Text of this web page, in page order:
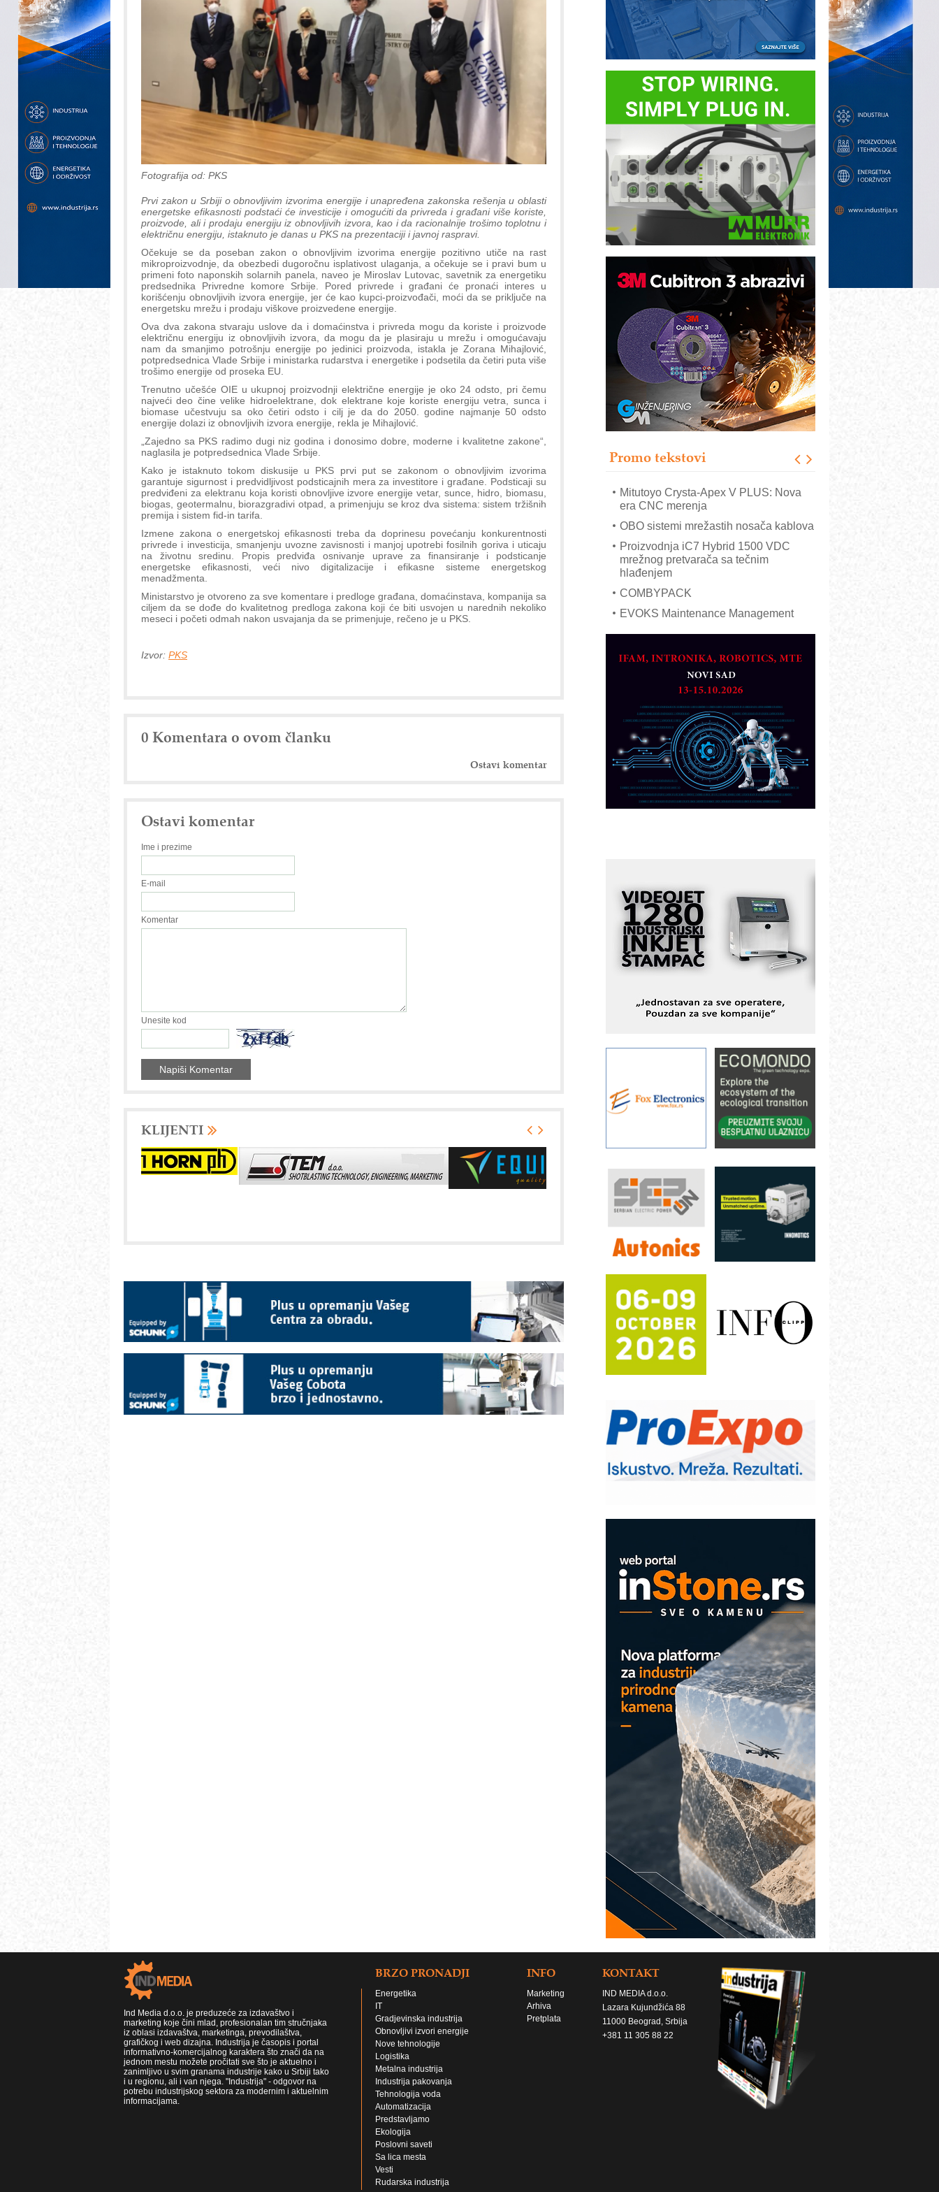
Fotografija od: PKS
Prvi zakon u Srbiji o obnovljivim izvorima energije i unapređena zakonska rešenja u oblasti
energetske efikasnosti podstaći će investicije i omogućiti da privreda i građani više koriste,
proizvode, ali i prodaju energiju iz obnovljivih izvora, kao i da racionalnije trošimo toplotnu i
električnu energiju, istaknuto je danas u PKS na prezentaciji i javnoj raspravi.
Očekuje se da poseban zakon o obnovljivim izvorima energije pozitivno utiče na rast
mikroproizvodnje, da obezbedi dugoročnu isplativost ulaganja, a očekuje se i pravi bum u
primeni foto naponskih solarnih panela, naveo je Miroslav Lutovac, savetnik za energetiku
predsednika Privredne komore Srbije. Pored privrede i građani će pronaći interes u
korišćenju obnovljivih izvora energije, jer će kao kupci-proizvođači, moći da se priključe na
energetsku mrežu i prodaju viškove proizvedene energije.
Ova dva zakona stvaraju uslove da i domaćinstva i privreda mogu da koriste i proizvode
električnu energiju iz obnovljivih izvora, da mogu da je plasiraju u mrežu i omogućavaju
nam da smanjimo potrošnju energije po jedinici proizvoda, istakla je Zorana Mihajlović,
potpredsednica Vlade Srbije i ministarka rudarstva i energetike i podsetila da četiri puta više
trošimo energije od proseka EU.
Trenutno učešće OIE u ukupnoj proizvodnji električne energije je oko 24 odsto, pri čemu
najveći deo čine velike hidroelektrane, dok elektrane koje koriste energiju vetra, sunca i
biomase učestvuju sa oko četiri odsto i cilj je da do 2050. godine najmanje 50 odsto
energije dolazi iz obnovljivih izvora energije, rekla je Mihajlović.
„Zajedno sa PKS radimo dugi niz godina i donosimo dobre, moderne i kvalitetne zakone“,
naglasila je potpredsednica Vlade Srbije.
Kako je istaknuto tokom diskusije u PKS prvi put se zakonom o obnovljivim izvorima
garantuje sigurnost i predvidljivost podsticajnih mera za investitore i građane. Podsticaji su
predviđeni za elektranu koja koristi obnovljive izvore energije vetar, sunce, hidro, biomasu,
biogas, geotermalnu, biorazgradivi otpad, a primenjuju se kroz dva sistema: sistem tržišnih
premija i sistem fid-in tarifa.
Izmene zakona o energetskoj efikasnosti treba da doprinesu povećanju konkurentnosti
privrede i investicija, smanjenju uvozne zavisnosti i manjoj upotrebi fosilnih goriva i uticaju
na životnu sredinu. Propis predviđa osnivanje uprave za finansiranje i podsticanje
energetske efikasnosti, veći nivo digitalizacije i efikasne sisteme energetskog
menadžmenta.
Ministarstvo je otvoreno za sve komentare i predloge građana, domaćinstava, kompanija sa
ciljem da se dođe do kvalitetnog predloga zakona koji će biti usvojen u narednih nekoliko
meseci i početi odmah nakon usvajanja da se primenjuje, rečeno je u PKS.
Izvor: PKS
0 Komentara o ovom članku
Ostavi komentar
Ostavi komentar
Ime i prezime
E-mail
Komentar
Unesite kod
KLIJENTI
Promo tekstovi
Automatizacija pakovanja · Display
(Shelf-Ready) omotnice
Potpuna efikasnost bez složenih
sistema
Trajna oznaka kao dugoročna korist
Bezbednost na prvom mestu!
IB BLUMENAUER - više od 40 godina
Art Utopia Studio – vizuelne priče
Mitutoyo Crysta-Apex V PLUS: Nova
era CNC merenja
OBO sistemi mrežastih nosača kablova
Proizvodnja iC7 Hybrid 1500 VDC
mrežnog pretvarača sa tečnim
hlađenjem
COMBYPACK
EVOKS Maintenance Management
ROSA i SCHUNK podižu proizvodnju
Detekcija različitih oblika
MAREX - Lim i mašine za savremena
Marcom-plast d.o.o.- vaš pouzdan
partner
CTO - Prilagodite svoju toplinsku
obradu!
Razvoj asortimanskog pravca MINI-
PLC AKYTEC
I.SAFE MOBILE revolucioniše
industrijsku automatizaciju
pionirskimmobile operator PANEL-OM
Fleksibilno stezanje i brzo
podešavanje u proizvodnji prototipova
KIP KOP – napredna rešenja za
Alba d.o.o. – 35 godina preciznosti u
IBeRTIM - oprema za ispitivanje
STAUFF – Komponente koje
povećavaju pouzdanost hidrauličkih
YAMADA pumpe – japanska
Filtration Group Industrial – Napredna
rešenja za filtraciju u hidrauličkim i
procesnim sistemima
FANUC: Najbolje za vašu pametnu
automatizaciju
Efikasno upravljanje energijom
Automatizacija pakovanja · Display
(Shelf-Ready) omotnice
Potpuna efikasnost bez složenih
sistema
poverenja u industriji
Art Utopia Studio – vizuelne priče
Mitutoyo Crysta-Apex V PLUS: Nova
hlađenjem
COMBYPACK
Ind Media d.o.o. je preduzeće za izdavaštvo i
marketing koje čini mlad, profesionalan tim stručnjaka
iz oblasi izdavaštva, marketinga, prevodilaštva,
grafičkog i web dizajna. Industrija je časopis i portal
informativno-komercijalnog karaktera što znači da na
jednom mestu možete pročitati sve što je aktuelno i
zanimljivo u svim granama industrije kako u Srbiji tako
i u regionu, ali i van njega. "Industrija" - odgovor na
potrebu industrijskog sektora za modernim i aktuelnim
informacijama.
BRZO PRONADJI
Energetika
IT
Gradjevinska industrija
Obnovljivi izvori energije
Nove tehnologije
Logistika
Metalna industrija
Industrija pakovanja
Tehnologija voda
Automatizacija
Predstavljamo
Ekologija
Poslovni saveti
Sa lica mesta
Vesti
Rudarska industrija
INFO
Marketing
Arhiva
Pretplata
KONTAKT
IND MEDIA d.o.o.
Lazara Kujundžića 88
11000 Beograd, Srbija
+381 11 305 88 22